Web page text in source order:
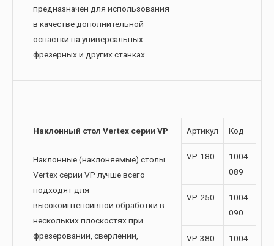
предназначен для использования
в качестве дополнительной
оснастки на универсальных
фрезерных и других станках.
Наклонный стол Vertex серии VP
Наклонные (наклоняемые) столы
Vertex серии VP лучше всего
подходят для
высокоинтенсивной обработки в
нескольких плоскостях при
фрезеровании, сверлении,
Артикул Код
VP-180
1004-
089
VP-250
1004-
090
VP-380 1004-